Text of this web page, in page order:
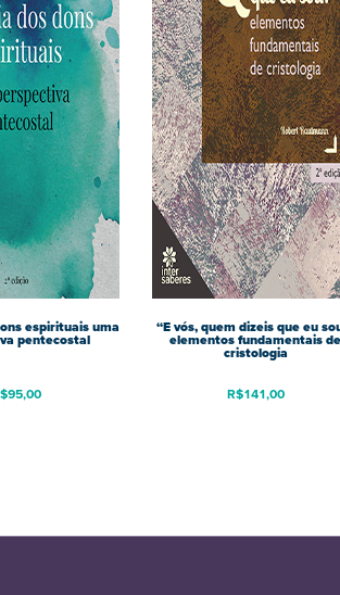
espirituais uma
pentecostal
95,00
“E vós, quem dizeis que eu
elementos fundamentais de
cristologia
R$141,00